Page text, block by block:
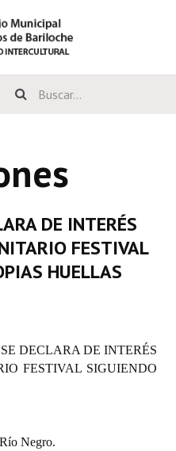
DE INTERÉS
FESTIVAL
HUELLAS
DECLARA DE INTERÉS
FESTIVAL SIGUIENDO
Negro.